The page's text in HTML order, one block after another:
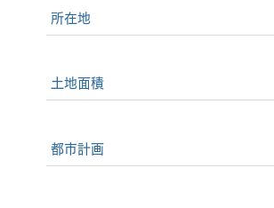
所在地
土地面積
都市計画